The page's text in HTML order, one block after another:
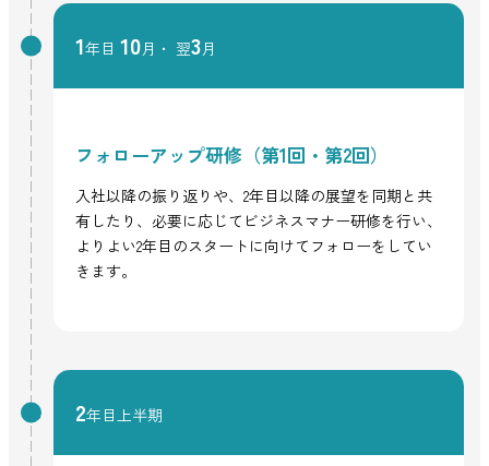
1年目 10月・ 翌3月
フォローアップ研修（第1回・第2回）
入社以降の振り返りや、2年目以降の展望を同期と共
有したり、必要に応じてビジネスマナー研修を行い、
よりよい2年目のスタートに向けてフォローをしてい
きます。
2年目上半期